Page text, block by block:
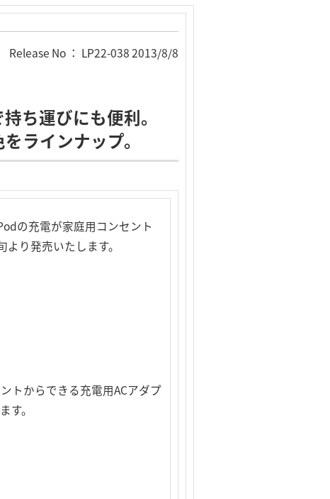
Release No ： LP22-038 2013/8/8
ち運びにも便利。
ラインナップ。
の充電が家庭用コンセント
り発売いたします。
トからできる充電用ACアダプ
す。